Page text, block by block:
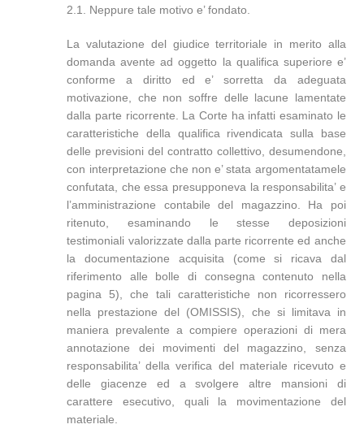
2.1. Neppure tale motivo e’ fondato.
La valutazione del giudice territoriale in merito alla
domanda avente ad oggetto la qualifica superiore e’
conforme a diritto ed e’ sorretta da adeguata
motivazione, che non soffre delle lacune lamentate
dalla parte ricorrente. La Corte ha infatti esaminato le
caratteristiche della qualifica rivendicata sulla base
delle previsioni del contratto collettivo, desumendone,
con interpretazione che non e’ stata argomentatamele
confutata, che essa presupponeva la responsabilita’ e
l’amministrazione contabile del magazzino. Ha poi
ritenuto, esaminando le stesse deposizioni
testimoniali valorizzate dalla parte ricorrente ed anche
la documentazione acquisita (come si ricava dal
riferimento alle bolle di consegna contenuto nella
pagina 5), che tali caratteristiche non ricorressero
nella prestazione del (OMISSIS), che si limitava in
maniera prevalente a compiere operazioni di mera
annotazione dei movimenti del magazzino, senza
responsabilita’ della verifica del materiale ricevuto e
delle giacenze ed a svolgere altre mansioni di
carattere esecutivo, quali la movimentazione del
materiale.